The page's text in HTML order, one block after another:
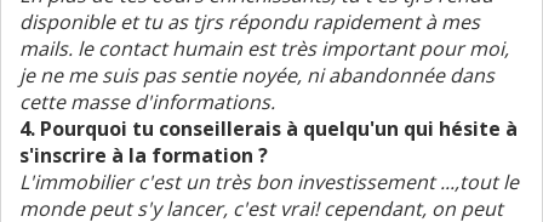
disponible et tu as tjrs répondu rapidement à mes
mails. le contact humain est très important pour moi,
je ne me suis pas sentie noyée, ni abandonnée dans
cette masse d'informations.
4. Pourquoi tu conseillerais à quelqu'un qui hésite à
s'inscrire à la formation ?
L'immobilier c'est un très bon investissement ...,tout le
monde peut s'y lancer, c'est vrai! cependant, on peut